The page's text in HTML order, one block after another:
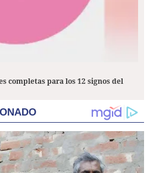
completas para los 12 signos del